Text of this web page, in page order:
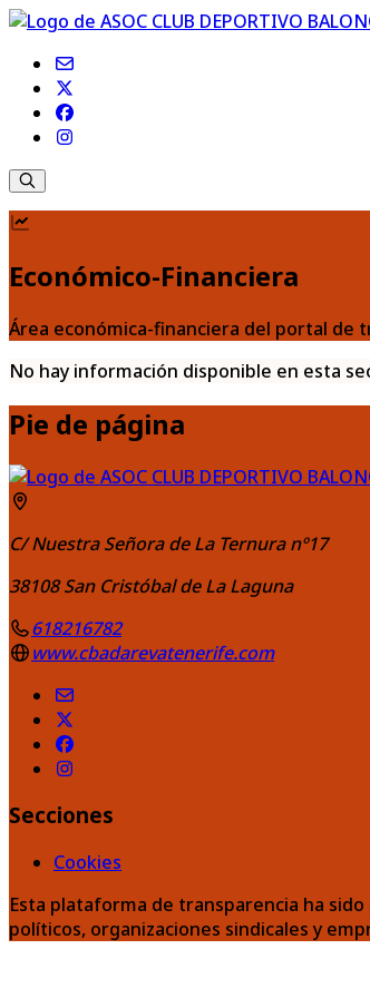
Económico-Financiera
Área económica-financiera del portal de
No hay información disponible en esta
Pie de página
C/ Nuestra Señora de La Ternura nº17
38108 San Cristóbal de La Laguna
618216782
www.cbadarevatenerife.com
Secciones
Cookies
Esta plataforma de transparencia ha
políticos, organizaciones sindicales y